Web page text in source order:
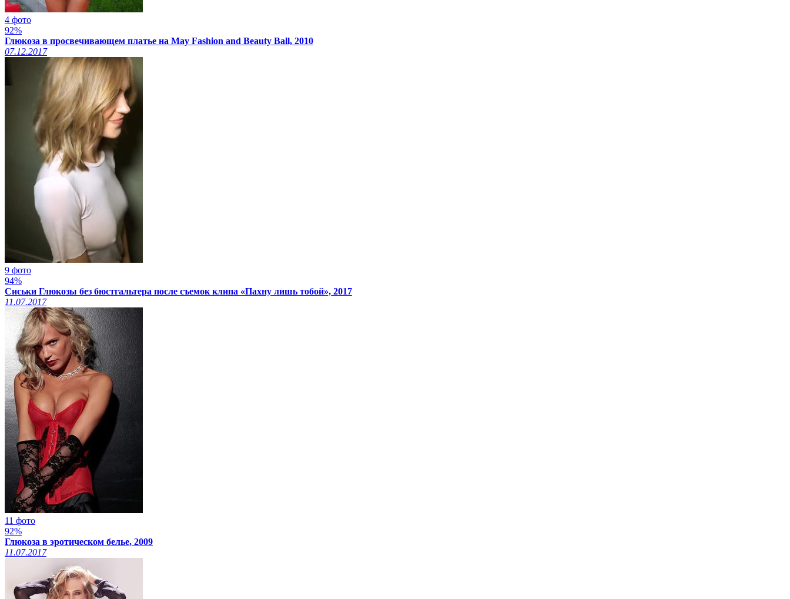
4 фото
92%
Глюкоза в просвечивающем платье на May Fashion and Beauty Ball, 2010
07.12.2017
9 фото
94%
Сиськи Глюкозы без бюстгальтера после съемок клипа «Пахну лишь тобой», 2017
11.07.2017
11 фото
92%
Глюкоза в эротическом белье, 2009
11.07.2017